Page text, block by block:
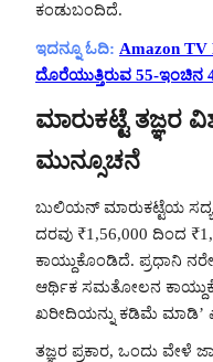
ಕಂಡುಬಂದಿದೆ.
ಇದನ್ನೂ ಓದಿ: Amazon
ದೊರೆಯುತ್ತಿರುವ 55-ಇಂಚಿನ
ಮಾರುಕಟ್ಟೆ ತಜ್ಞರ
ಮುನ್ಸೂಚನೆ
ಬುಲಿಯನ್ ಮಾರುಕಟ್ಟೆಯ
ದರವು ₹1,56,000 ದಿಂದ
ಕಾಯ್ದುಕೊಂಡಿದೆ. ಪ್ರಧಾನಿ
ಆರ್ಥಿಕ ಸಮತೋಲನ
ಖರೀದಿಯನ್ನು ಕಡಿಮೆ ಮಾಡಿ’
ತಜ್ಞರ ಪ್ರಕಾರ, ಒಂದು ವೇಳೆ